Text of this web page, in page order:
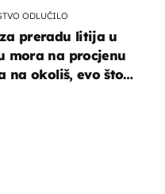
ODLUČILO
preradu litija u
mora na procjenu
na okoliš, evo što